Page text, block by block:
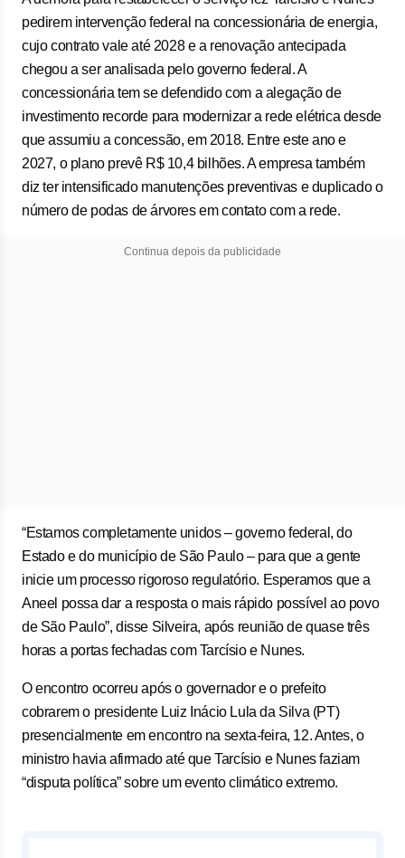
pedirem intervenção federal na concessionária de energia,
cujo contrato vale até 2028 e a renovação antecipada
chegou a ser analisada pelo governo federal. A
concessionária tem se defendido com a alegação de
investimento recorde para modernizar a rede elétrica desde
que assumiu a concessão, em 2018. Entre este ano e
2027, o plano prevê R$ 10,4 bilhões. A empresa também
diz ter intensificado manutenções preventivas e duplicado o
número de podas de árvores em contato com a rede.
Continua depois da publicidade
“Estamos completamente unidos – governo federal, do
Estado e do município de São Paulo – para que a gente
inicie um processo rigoroso regulatório. Esperamos que a
Aneel possa dar a resposta o mais rápido possível ao povo
de São Paulo”, disse Silveira, após reunião de quase três
horas a portas fechadas com Tarcísio e Nunes.
O encontro ocorreu após o governador e o prefeito
cobrarem o presidente Luiz Inácio Lula da Silva (PT)
presencialmente em encontro na sexta-feira, 12. Antes, o
ministro havia afirmado até que Tarcísio e Nunes faziam
“disputa política” sobre um evento climático extremo.